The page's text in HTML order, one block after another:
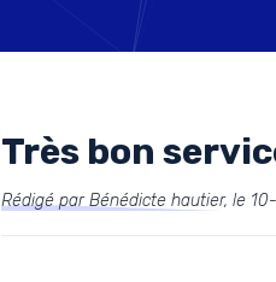
Très bon
Rédigé par Bénédicte hautier, le